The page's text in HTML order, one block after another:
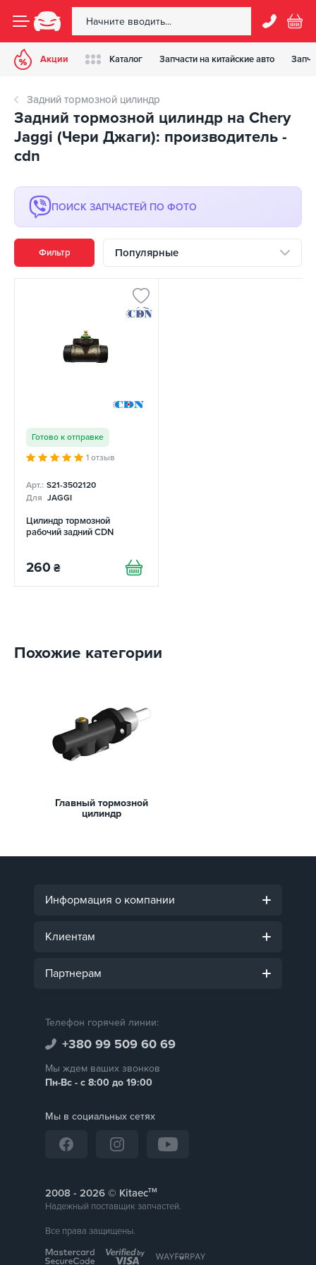
Акции Каталог Запчасти на китайские авто
Задний тормозной цилиндр
Задний тормозной цилиндр на Chery
Jaggi (Чери Джаги): производитель -
cdn
ПОИСК ЗАПЧАСТЕЙ ПО ФОТО
Фильтр Популярные
Готово к отправке
1 отзыв
Арт.: S21-3502120
Для JAGGI
Цилиндр тормозной
рабочий задний CDN
260 ₴
Похожие категории
Главный тормозной
цилиндр
Информация о компании
Клиентам
Партнерам
Телефон горячей линии:
+380 99 509 60 69
Мы ждем ваших звонков
Пн-Вс - с 8:00 до 19:00
Мы в социальных сетях
2008 - © Kitaecтм
Надежный поставщик запчастей.
Все права защищены.